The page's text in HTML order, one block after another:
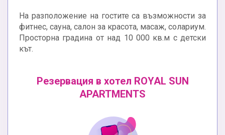
На разположение на гостите са възможности за
фитнес, сауна, салон за красота, масаж, солариум.
Просторна градина от над 10 000 кв.м с детски
кът.
Резервация в хотел ROYAL SUN
APARTMENTS